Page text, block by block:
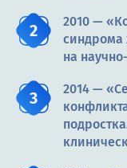
2010 —
синдрома
на
2014 —